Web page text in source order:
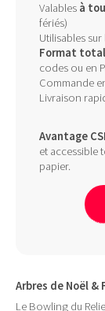
Valables à
fériés)
Utilisables
Format
codes ou en
Commande
Livraison
Avantage
et accessible
papier.
Arbres de Noël &
Le Bowling du